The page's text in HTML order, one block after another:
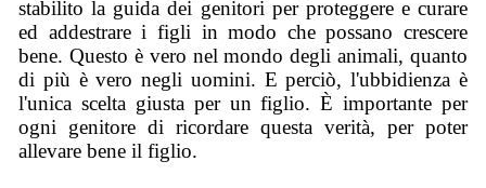
stabilito la guida dei genitori per proteggere e curare
ed addestrare i figli in modo che possano crescere
bene. Questo è vero nel mondo degli animali, quanto
di più è vero negli uomini. E perciò, l'ubbidienza è
l'unica scelta giusta per un figlio. È importante per
ogni genitore di ricordare questa verità, per poter
allevare bene il figlio.